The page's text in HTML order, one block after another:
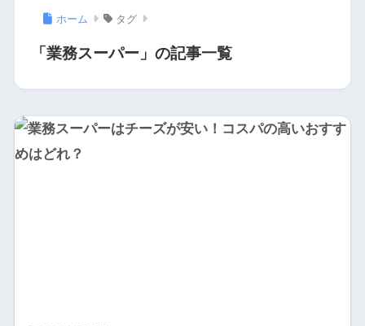
ホーム タグ
「業務スーパー」の記事一覧